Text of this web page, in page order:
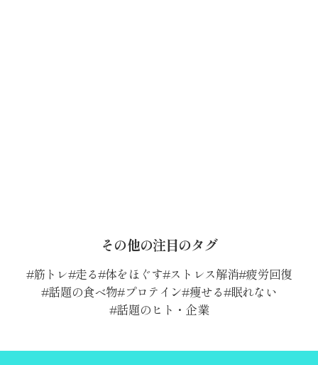
その他の注目のタグ
筋トレ 走る 体をほぐす ストレス解消 疲労回復
話題の食べ物 プロテイン 痩せる 眠れない
話題のヒト・企業